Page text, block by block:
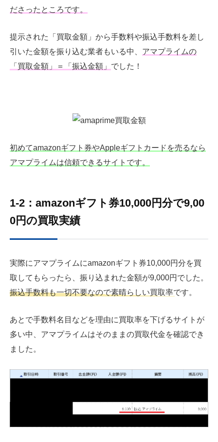
ださったところです。
提示された「買取金額」から手数料や振込手数料を差し
引いた金額を振り込む業者もいる中、 アマプライムの
「買取金額」＝「振込金額」 でした！
初めてamazonギフト券やAppleギフトカードを売るなら
アマプライムは信頼できるサイトです。
1-2：amazonギフト券10,000円分で9,00
0円の買取実績
実際にアマプライムにamazonギフト券10,000円分を買
取してもらったら、振り込まれた金額が9,000円でした。
振込手数料も一切不要なので素晴らしい買取率です。
あとで手数料名目などを理由に買取率を下げるサイトが
多い中、アマプライムはそのままの買取代金を確認でき
ました。